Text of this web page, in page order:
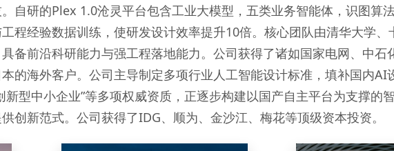
自研的Plex 1.0沧灵平台包含工业大模型，五类业务智能体，识图算
程经验数据训练，使研发设计效率提升10倍。核心团队由清华大学
备前沿科研能力与强工程落地能力。公司获得了诸如国家电网、中石
的海外客户。公司主导制定多项行业人工智能设计标准，填补国内AI
新型中小企业”等多项权威资质，正逐步构建以国产自主平台为支撑的
创新范式。公司获得了IDG、顺为、金沙江、梅花等顶级资本投资。